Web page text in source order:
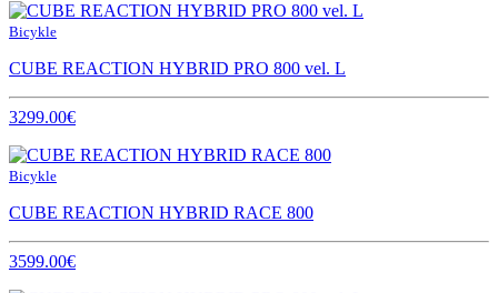
Bicykle
CUBE REACTION HYBRID PRO 800 vel. L
3299.00€
Bicykle
CUBE REACTION HYBRID RACE 800
3599.00€